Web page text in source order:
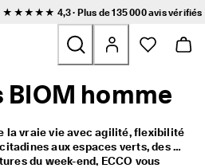
★★★★★ 4,3 · Plus de 135 000avis vérifiés
principale
homme
la vraie vie avec agilité, flexibilité
aux espaces verts, des
du week-end, ECCO vous